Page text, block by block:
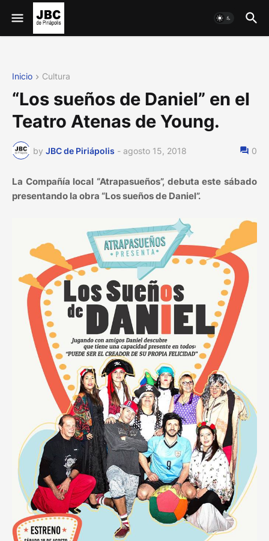
Inicio Cultura
“Los sueños de Daniel” en el
Teatro Atenas de Young.
by JBC de Piriápolis - agosto 15, 2018 0
La Compañía local “Atrapasueños”, debuta este sábado
presentando la obra “Los sueños de Daniel”.